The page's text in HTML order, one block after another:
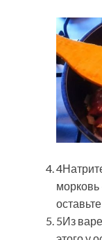
морковь
5Из